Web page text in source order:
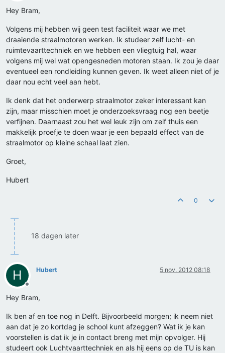
Hey Bram,
Volgens mij hebben wij geen test faciliteit waar we met
draaiende straalmotoren werken. Ik studeer zelf lucht- en
ruimtevaarttechniek en we hebben een vliegtuig hal, waar
volgens mij wel wat opengesneden motoren staan. Ik zou je daar
eventueel een rondleiding kunnen geven. Ik weet alleen niet of je
daar nou echt veel aan hebt.
Ik denk dat het onderwerp straalmotor zeker interessant kan
zijn, maar misschien moet je onderzoeksvraag nog een beetje
verfijnen. Daarnaast zou het wel leuk zijn om zelf thuis een
makkelijk proefje te doen waar je een bepaald effect van de
straalmotor op kleine schaal laat zien.
Groet,
Hubert
0
18 dagen later
H
Offline
Hubert 5 nov. 2012 08:18
Hey Bram,
Ik ben af en toe nog in Delft. Bijvoorbeeld morgen; ik neem niet
aan dat je zo kortdag je school kunt afzeggen? Wat ik je kan
voorstellen is dat ik je in contact breng met mijn opvolger. Hij
studeert ook Luchtvaarttechniek en als hij eens op de TU is kan